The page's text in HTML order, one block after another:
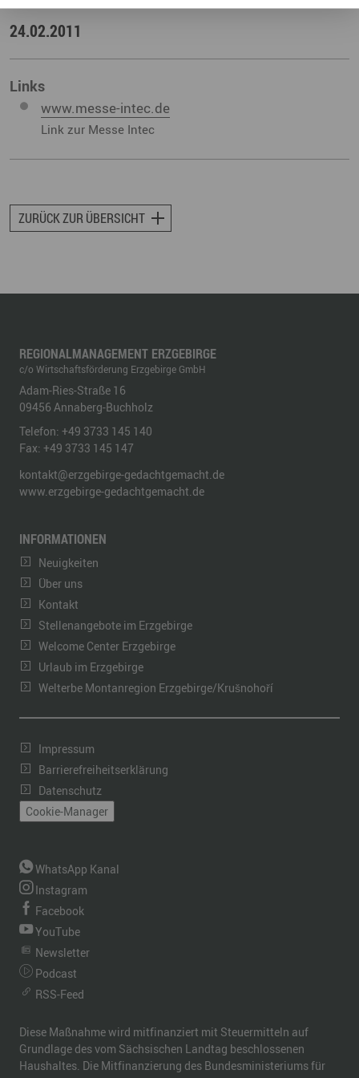
24.02.2011
Links
www.messe-intec.de
Link zur Messe Intec
ZURÜCK ZUR ÜBERSICHT
REGIONALMANAGEMENT ERZGEBIRGE
c/o Wirtschaftsförderung Erzgebirge GmbH
Adam-Ries-Straße 16
09456 Annaberg-Buchholz
Telefon: +49 3733 145 140
Fax: +49 3733 145 147
kontakt@erzgebirge-gedachtgemacht.de
www.erzgebirge-gedachtgemacht.de
INFORMATIONEN
Neuigkeiten
Über uns
Kontakt
Stellenangebote im Erzgebirge
Welcome Center Erzgebirge
Urlaub im Erzgebirge
Welterbe Montanregion Erzgebirge/Krušnohoří
Impressum
Barrierefreiheitserklärung
Datenschutz
Cookie-Manager
WhatsApp Kanal
Instagram
Facebook
YouTube
Newsletter
Podcast
RSS-Feed
Diese Maßnahme wird mitfinanziert mit Steuermitteln auf
Grundlage des vom Sächsischen Landtag beschlossenen
Haushaltes. Die Mitfinanzierung des Bundesministeriums für